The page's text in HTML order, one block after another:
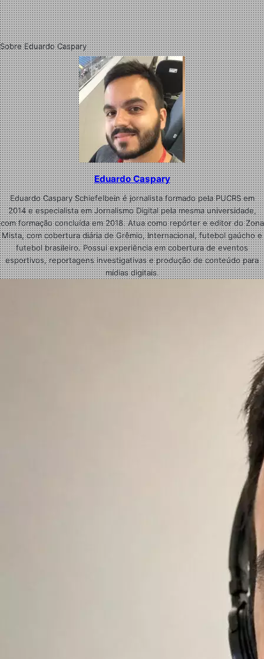
Sobre Eduardo Caspary
Eduardo Caspary
Eduardo Caspary Schiefelbein é jornalista formado pela PUCRS em
2014 e especialista em Jornalismo Digital pela mesma universidade,
com formação concluída em 2018. Atua como repórter e editor do Zona
Mista, com cobertura diária de Grêmio, Internacional, futebol gaúcho e
futebol brasileiro. Possui experiência em cobertura de eventos
esportivos, reportagens investigativas e produção de conteúdo para
mídias digitais.